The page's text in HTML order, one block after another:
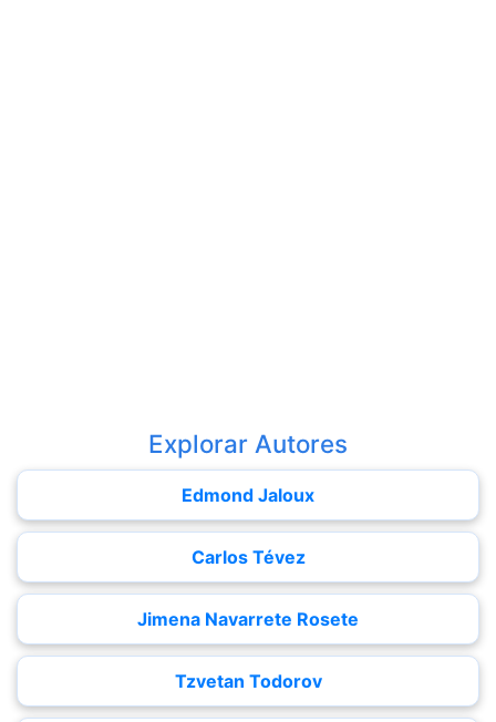
Explorar Autores
Edmond Jaloux
Carlos Tévez
Jimena Navarrete Rosete
Tzvetan Todorov